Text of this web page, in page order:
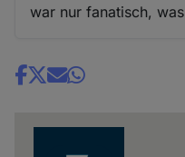
war nur fanatisch,
Share